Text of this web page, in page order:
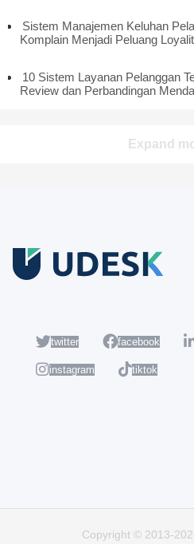
Sistem Manajemen Keluhan
Komplain Menjadi Peluang
10 Sistem Layanan Pelanggan
Review dan Perbandingan
Expand
twitter facebook
instagram tiktok
Copyright © 2013-